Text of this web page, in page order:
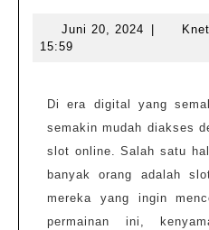
Slot
Ribu:
Mulai
Juni 20, 2024 Juni
Knet
15:59
Di era digital yang semakin canggih ini, hiburan
semakin mudah diakses
slot online. Salah satu
banyak orang adalah
mereka yang ingin
permainan ini,